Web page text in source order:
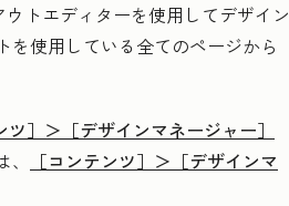
トエディターを使用してデザイン
使用している全てのページから
ツ］＞ ［デザインマネージャー］
［コンテンツ］＞ ［デザインマ